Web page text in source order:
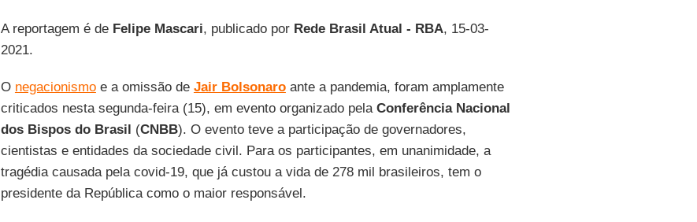
A reportagem é de Felipe Mascari, publicado porRede Brasil Atual - RBA, 15-03-
2021.
O negacionismoe a omissão de Jair Bolsonaroante a pandemia, foram amplamente
criticados nesta segunda-feira (15), em evento organizado pela Conferência Nacional
dos Bispos do Brasil (CNBB). O evento teve a participação de governadores,
cientistas e entidades da sociedade civil. Para os participantes, em unanimidade, a
tragédia causada pela covid-19, que já custou a vida de 278 mil brasileiros, tem o
presidente da República como o maior responsável.